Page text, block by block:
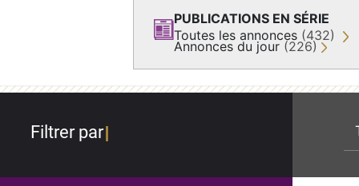
PUBLICATIONS EN SÉRIE
Toutes les annonces (432)
Annonces du jour (226)
Filtrer par